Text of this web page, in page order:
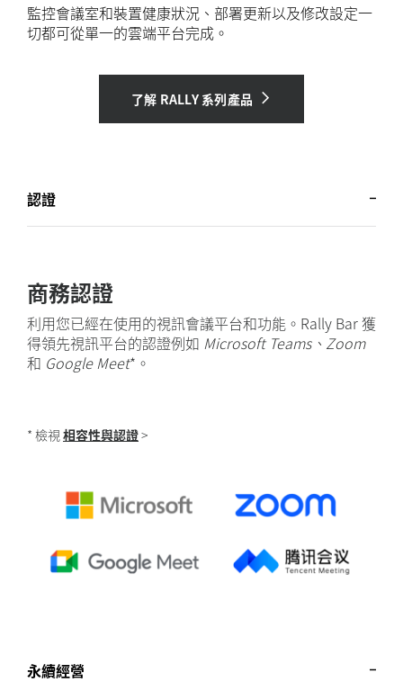
監控會議室和裝置健康狀況、部署更新以及修改設定一
切都可從單一的雲端平台完成。
了解 RALLY 系列產品
認證
商務認證
利用您已經在使用的視訊會議平台和功能。Rally Bar 獲
得領先視訊平台的認證例如 Microsoft Teams、Zoom
和 Google Meet*。
* 檢視 相容性與認證>
永續經營